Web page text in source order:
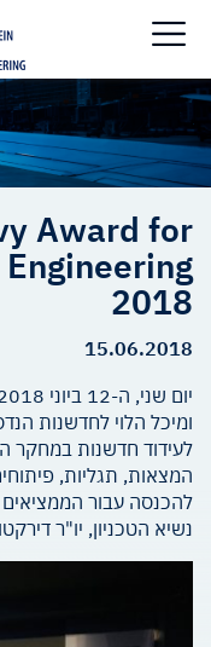
Award for
2018
15.06.2018
ומיכל הלוי לחדשנות
לעידוד חדשנות במחקר
המצאות, תגליות,
להכנסה עבור הממציאים
נשיא הטכניון, יו"ר